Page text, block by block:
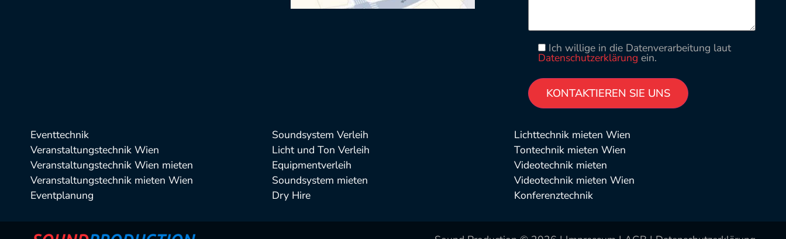
Ich willige in die Datenverarbeitung laut
Datenschutzerklärung ein.
Please leave this field empty.
Eventtechnik
Veranstaltungstechnik Wien
Veranstaltungstechnik Wien mieten
Veranstaltungstechnik mieten Wien
Eventplanung
Soundsystem Verleih
Licht und Ton Verleih
Equipmentverleih
Soundsystem mieten
Dry Hire
Lichttechnik mieten Wien
Tontechnik mieten Wien
Videotechnik mieten
Videotechnik mieten Wien
Konferenztechnik